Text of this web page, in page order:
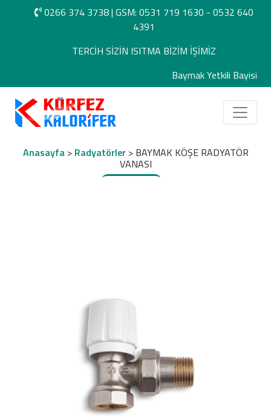
0266 374 3738| GSM: 0531 719 1630 - 0532 640
4391
TERCİH SİZİN ISITMA BİZİM İŞİMİZ
Baymak Yetkili Bayisi
Anasayfa> Radyatörler> BAYMAK KÖŞE RADYATÖR
VANASI